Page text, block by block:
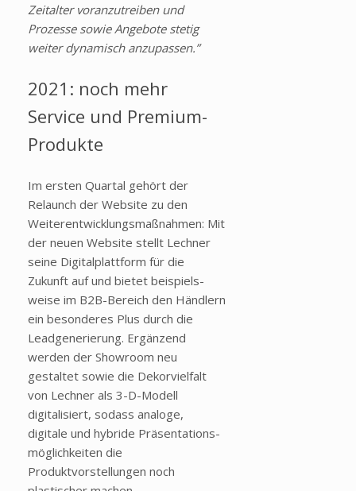
Zeitalter voranzutreiben und
Prozesse sowie Angebote stetig
weiter dynamisch anzupassen.”
2021: noch mehr
Service und Premium-
Produkte
Im ersten Quartal gehört der
Relaunch der Website zu den
Weiterentwicklungsmaßnahmen: Mit
der neuen Website stellt Lechner
seine Digitalplattform für die
Zukunft auf und bietet beispiels-
weise im B2B-Bereich den Händlern
ein besonderes Plus durch die
Leadgenerierung. Ergänzend
werden der Showroom neu
gestaltet sowie die Dekorvielfalt
von Lechner als 3-D-Modell
digitalisiert, sodass analoge,
digitale und hybride Präsentations-
möglichkeiten die
Produktvorstellungen noch